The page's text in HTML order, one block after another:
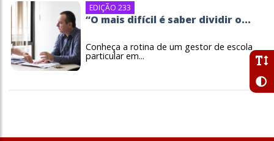
EDIÇÃO 233
“O mais difícil é saber dividir o...
Conheça a rotina de um gestor de escola
particular em...